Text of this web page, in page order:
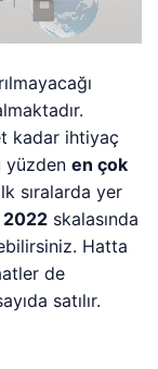
kadar ihtiyaç
yüzdenen çok
sıralarda yer
2022 skalasında
Hatta
de
satılır.